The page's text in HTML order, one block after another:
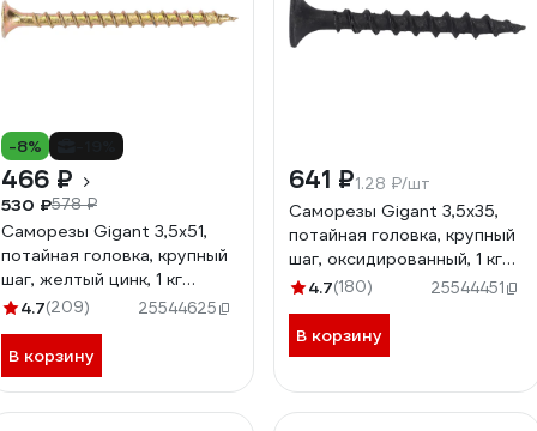
-8%
466 ₽
530 ₽578 ₽
Саморезы Gigant 3,5x51,
потайная головка, крупный
шаг, желтый цинк, 1 кг
(примерно 393 шт) 123512
4.7(209) 25544625
В корзину
641 ₽1.28 ₽/шт
Саморезы Gigant 3,5x35,
потайная головка, крупный
шаг, оксидированный, 1 кг
(примерно 501 шт) 123528
4.7(180) 25544451
В корзину